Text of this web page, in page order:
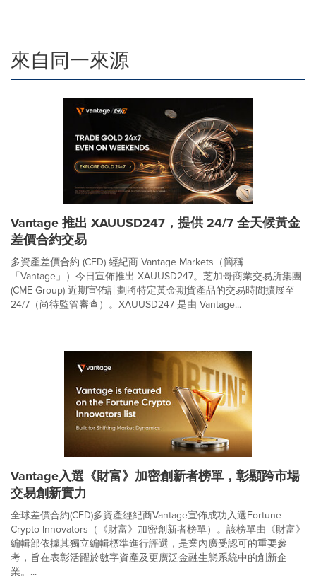
來自同一來源
Vantage 推出 XAUUSD247，提供 24/7 全天候黃金
差價合約交易
多資產差價合約 (CFD) 經紀商 Vantage Markets（簡稱
「Vantage」）今日宣佈推出 XAUUSD247。芝加哥商業交易所集團
(CME Group) 近期宣佈計劃將特定黃金期貨產品的交易時間擴展至
24/7（尚待監管審查）。XAUUSD247 是由 Vantage...
Vantage入選《財富》加密創新者榜單，彰顯跨市場
交易創新實力
全球差價合約(CFD)多資產經紀商Vantage宣佈成功入選Fortune
Crypto Innovators（《財富》加密創新者榜單）。該榜單由《財富》
編輯部依據其獨立編輯標準進行評選，是業內廣受認可的重要參
考，旨在表彰活躍於數字資產及更廣泛金融生態系統中的創新企
業。...